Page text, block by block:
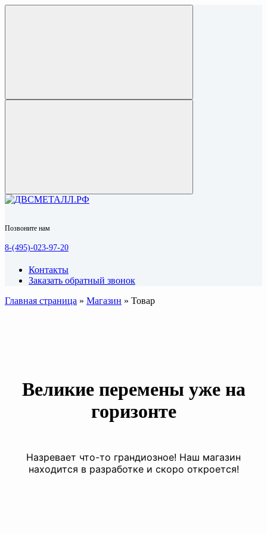
Позвоните нам
8-(495)-023-97-20
Контакты
Заказать обратный звонок
Главная страница » Магазин » Товар
Великие перемены уже на
горизонте
Назревает что-то грандиозное! Наш магазин
находится в разработке и скоро откроется!